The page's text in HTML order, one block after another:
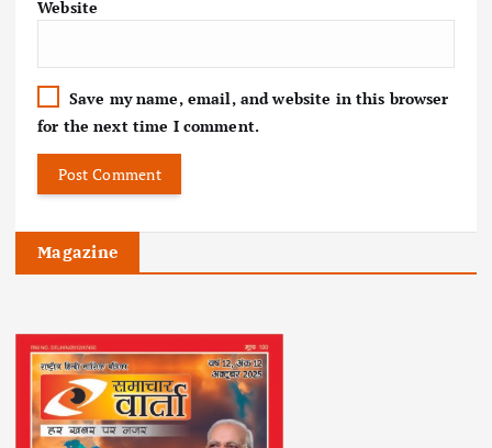
Website
Save my name, email, and website in this browser
for the next time I comment.
Magazine